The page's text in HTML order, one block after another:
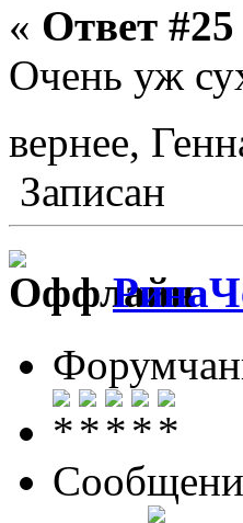
« Ответ #25
Очень уж
вернее,
Записан